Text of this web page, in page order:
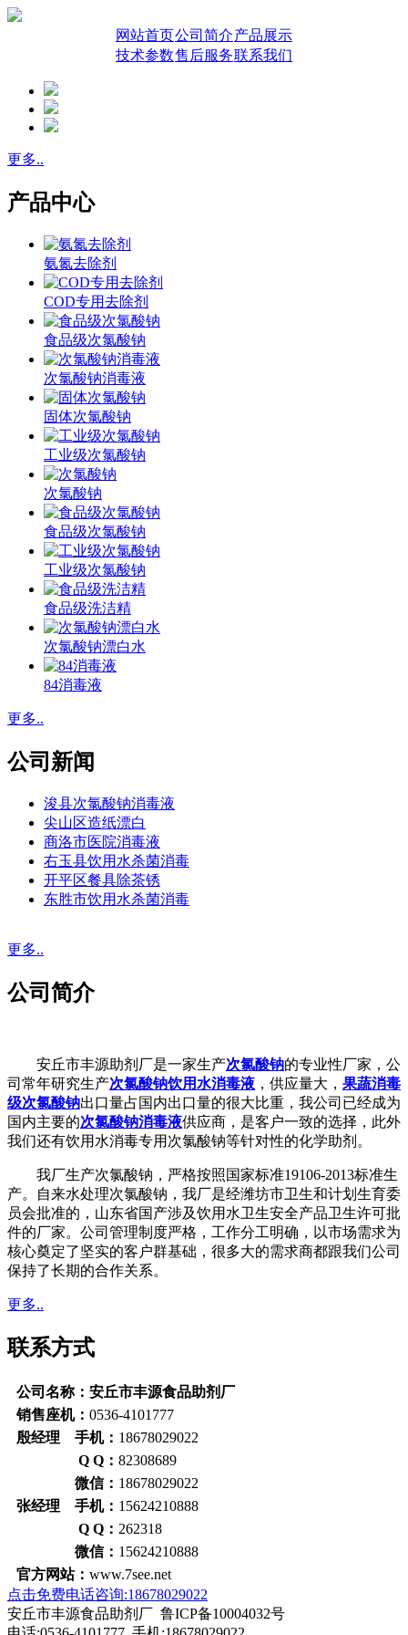
网站首页公司简介产品展示
技术参数售后服务联系我们
更多..
产品中心
氨氮去除剂
COD专用去除剂
食品级次氯酸钠
次氯酸钠消毒液
固体次氯酸钠
工业级次氯酸钠
次氯酸钠
食品级次氯酸钠
工业级次氯酸钠
食品级洗洁精
次氯酸钠漂白水
84消毒液
更多..
公司新闻
浚县次氯酸钠消毒液
尖山区造纸漂白
商洛市医院消毒液
右玉县饮用水杀菌消毒
开平区餐具除茶锈
东胜市饮用水杀菌消毒
更多..
公司简介
安丘市丰源助剂厂是一家生产次氯酸钠的专业性厂家，公
司常年研究生产次氯酸钠饮用水消毒液 ，供应量大， 果蔬消毒
级次氯酸钠出口量占国内出口量的很大比重，我公司已经成为
国内主要的次氯酸钠消毒液供应商，是客户一致的选择，此外
我们还有饮用水消毒专用次氯酸钠等针对性的化学助剂。
我厂生产次氯酸钠，严格按照国家标准19106-2013标准生
产。自来水处理次氯酸钠，我厂是经潍坊市卫生和计划生育委
员会批准的，山东省国产涉及饮用水卫生安全产品卫生许可批
件的厂家。公司管理制度严格，工作分工明确，以市场需求为
核心奠定了坚实的客户群基础，很多大的需求商都跟我们公司
保持了长期的合作关系。
更多..
联系方式
公司名称：安丘市丰源食品助剂厂
销售座机： 0536-4101777
殷经理 手机： 18678029022
Q Q： 82308689
微信： 18678029022
张经理 手机： 15624210888
Q Q： 262318
微信： 15624210888
官方网站： www.7see.net
点击免费电话咨询:18678029022
安丘市丰源食品助剂厂 鲁ICP备10004032号